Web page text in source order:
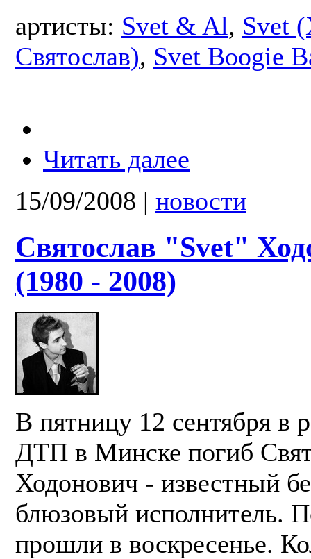
артисты: Svet & Al, Svet
Святослав), Svet Boogie
Читать далее
15/09/2008 | новости
Святослав "Svet"
(1980 - 2008)
В пятницу 12 сентября в
ДТП в Минске погиб
Ходонович - известный
блюзовый исполнитель.
прошли в воскресенье.